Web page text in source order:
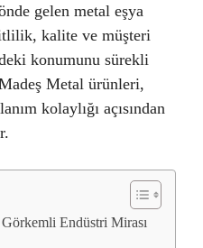
gelen metal eşya
kalite ve müşteri
konumunu sürekli
Metal ürünleri,
kolaylığı açısından
Endüstri Mirası